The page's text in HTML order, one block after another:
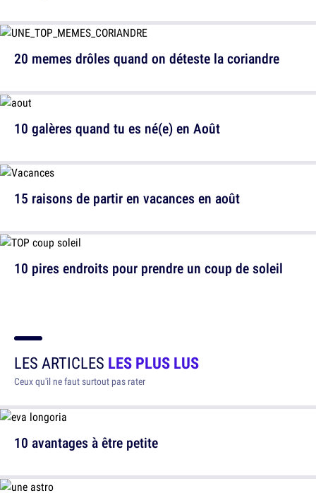
20 memes drôles quand on déteste la coriandre
15 raisons de partir en vacances en août
10 galères quand tu es né(e) en Août
10 pires endroits pour prendre un coup de soleil
LES ARTICLES LES PLUS LUS
Ceux qu'il ne faut surtout pas rater
10 avantages à être petite